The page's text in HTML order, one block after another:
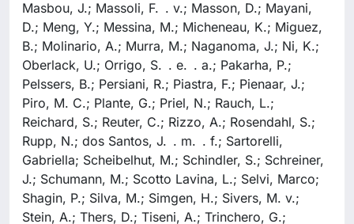
Masbou, J.; Massoli, F. . v.; Masson, D.; Mayani,
D.; Meng, Y.; Messina, M.; Micheneau, K.; Miguez,
B.; Molinario, A.; Murra, M.; Naganoma, J.; Ni, K.;
Oberlack, U.; Orrigo, S. . e. . a.; Pakarha, P.;
Pelssers, B.; Persiani, R.; Piastra, F.; Pienaar, J.;
Piro, M. C.; Plante, G.; Priel, N.; Rauch, L.;
Reichard, S.; Reuter, C.; Rizzo, A.; Rosendahl, S.;
Rupp, N.; dos Santos, J. . m. . f.; Sartorelli,
Gabriella; Scheibelhut, M.; Schindler, S.; Schreiner,
J.; Schumann, M.; Scotto Lavina, L.; Selvi, Marco;
Shagin, P.; Silva, M.; Simgen, H.; Sivers, M. v.;
Stein, A.; Thers, D.; Tiseni, A.; Trinchero, G.;